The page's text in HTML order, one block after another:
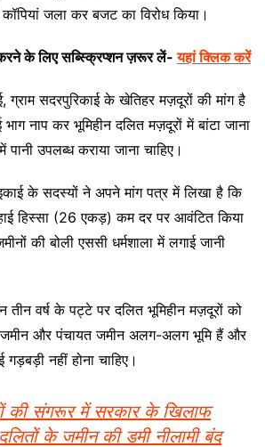
जला कर बजट का विरोध किया।
करने के लिए सब्स्क्रिप्शन ज़रूर लें-यहां क्लिक करें
ग्राम सदरपुरिकाई के खेतिहर मज़दूरों की मांग है
नाप कर भूमिहीन दलित मज़दूरों में बांटा जाना
उपलब्ध कराया जाना चाहिए।
के सदस्यों ने अपने मांग पत्र में लिखा है कि
हिस्सा (26 एकड़) कम दर पर आवंटित किया
की बोली एससी धर्मशाला में लगाई जानी
तीन वर्ष के पट्टे पर दलित भूमिहीन मज़दूरों को
जमीन और पंचायत जमीन अलग-अलग भूमि हैं और
नहीं होना चाहिए।
की संगरूर में सरकार के खिलाफ
के जमीन की डमी नीलामी बंद